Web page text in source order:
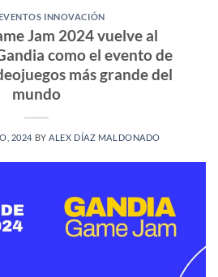
INNOVACIÓN
Jam 2024 vuelve al
como el evento de
más grande del
mundo
2024 BYALEX DÍAZ MALDONADO